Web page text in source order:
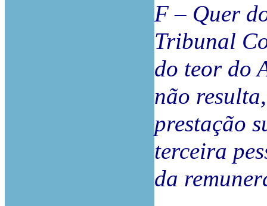
F – Quer
Tribunal
do teor do
não
prestação
terceira
da